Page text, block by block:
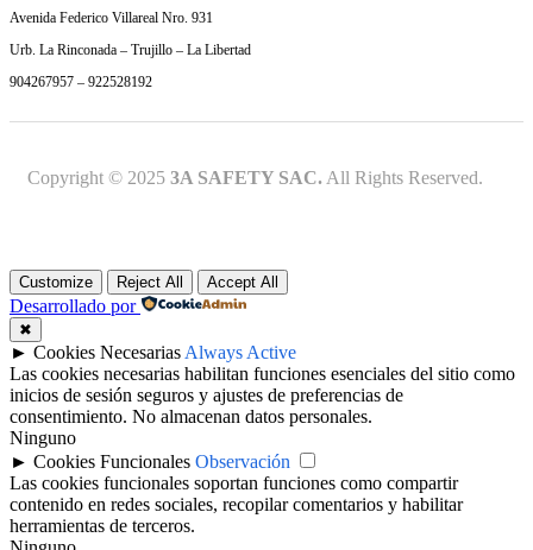
Avenida Federico Villareal Nro. 931
Urb. La Rinconada – Trujillo – La Libertad
904267957 – 922528192
Copyright © 2025 3A SAFETY SAC. All Rights Reserved.
Customize Reject All Accept All
Desarrollado por
✖
► Cookies Necesarias Always Active
Las cookies necesarias habilitan funciones esenciales del sitio como
inicios de sesión seguros y ajustes de preferencias de
consentimiento. No almacenan datos personales.
Ninguno
► Cookies Funcionales Observación
Las cookies funcionales soportan funciones como compartir
contenido en redes sociales, recopilar comentarios y habilitar
herramientas de terceros.